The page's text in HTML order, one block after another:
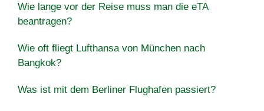
Wie lange vor der Reise muss man die eTA
beantragen?
Wie oft fliegt Lufthansa von München nach
Bangkok?
Was ist mit dem Berliner Flughafen passiert?